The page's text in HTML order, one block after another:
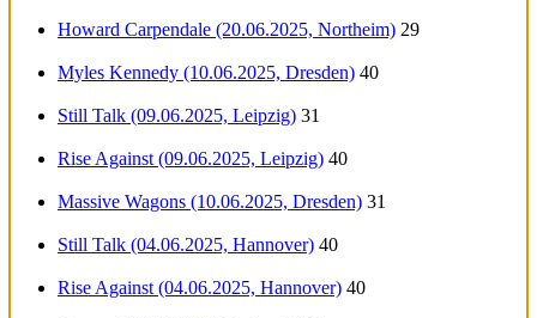
Howard Carpendale (20.06.2025, Northeim) 29
Myles Kennedy (10.06.2025, Dresden) 40
Still Talk (09.06.2025, Leipzig) 31
Rise Against (09.06.2025, Leipzig) 40
Massive Wagons (10.06.2025, Dresden) 31
Still Talk (04.06.2025, Hannover) 40
Rise Against (04.06.2025, Hannover) 40